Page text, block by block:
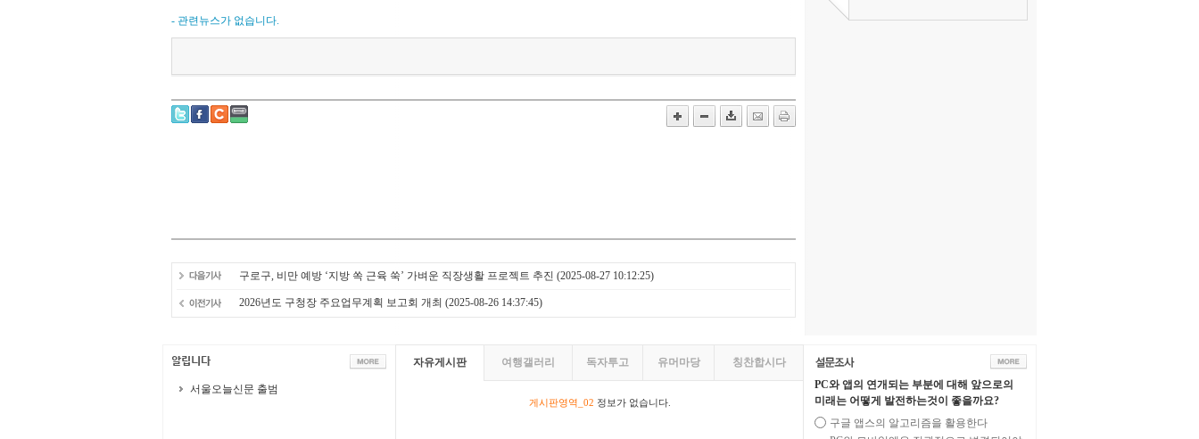
- 관련뉴스가 없습니다.
구로구, 비만 예방 ‘지방 쏙 근육 쑥’ 가벼운 직장생활 프로젝트 추진 (2025-08-27 10:12:25)
2026년도 구청장 주요업무계획 보고회 개최 (2025-08-26 14:37:45)
서울오늘신문 출범
자유게시판 여행갤러리 독자투고 유머마당 칭찬합시다
게시판영역_02 정보가 없습니다.
PC와 앱의 연개되는 부분에 대해 앞으로의
미래는 어떻게 발전하는것이 좋을까요?
구글 앱스의 알고리즘을 활용한다